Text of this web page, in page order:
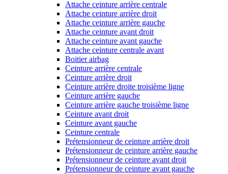
Attache ceinture arrière centrale
Attache ceinture arrière droit
Attache ceinture arrière gauche
Attache ceinture avant droit
Attache ceinture avant gauche
Attache ceinture centrale avant
Boitier airbag
Ceinture arrière centrale
Ceinture arrière droit
Ceinture arrière droite troisième ligne
Ceinture arrière gauche
Ceinture arrière gauche troisième ligne
Ceinture avant droit
Ceinture avant gauche
Ceinture centrale
Prétensionneur de ceinture arrière droit
Prétensionneur de ceinture arrière gauche
Prétensionneur de ceinture avant droit
Prétensionneur de ceinture avant gauche